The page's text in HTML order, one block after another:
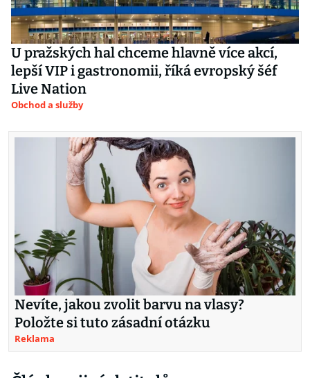
U pražských hal chceme hlavně více akcí,
lepší VIP i gastronomii, říká evropský šéf
Live Nation
Obchod a služby
Nevíte, jakou zvolit barvu na vlasy?
Položte si tuto zásadní otázku
Reklama